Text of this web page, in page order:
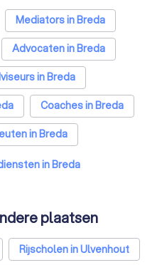
Mediators in Breda
Advocaten in Breda
in Breda
Coaches in Breda
in Breda
in Breda
Diëtisten in Breda
in Breda
plaatsen
Rijscholen in Ulvenhout